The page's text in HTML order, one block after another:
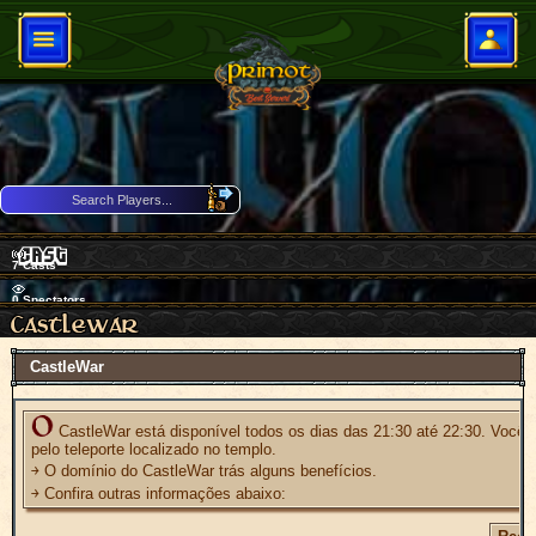
7Casts
0Spectators
Download Client
73 Players Online
CastleWar
CastleWar está disponível todos os dias das 21:30 até 22:30. Você
pelo teleporte localizado no templo.
￫ O domínio do CastleWar trás alguns benefícios.
￫ Confira outras informações abaixo: